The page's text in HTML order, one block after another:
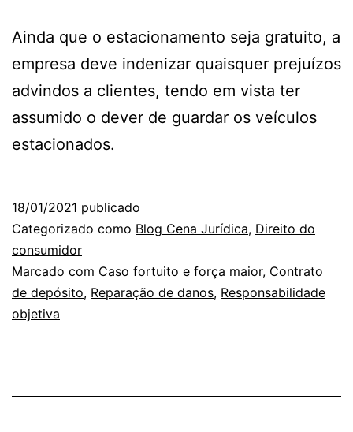
Ainda que o estacionamento seja gratuito, a
empresa deve indenizar quaisquer prejuízos
advindos a clientes, tendo em vista ter
assumido o dever de guardar os veículos
estacionados.
18/01/2021 publicado
Categorizado como Blog Cena Jurídica, Direito do
consumidor
Marcado com Caso fortuito e força maior, Contrato
de depósito, Reparação de danos, Responsabilidade
objetiva